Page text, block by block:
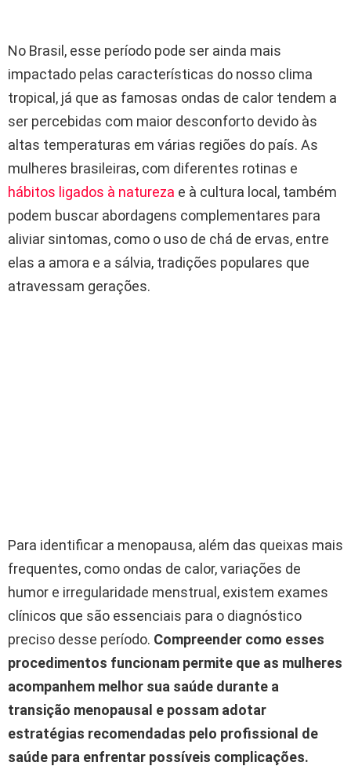
No Brasil, esse período pode ser ainda mais
impactado pelas características do nosso clima
tropical, já que as famosas ondas de calor tendem a
ser percebidas com maior desconforto devido às
altas temperaturas em várias regiões do país. As
mulheres brasileiras, com diferentes rotinas e
hábitos ligados à natureza e à cultura local, também
podem buscar abordagens complementares para
aliviar sintomas, como o uso de chá de ervas, entre
elas a amora e a sálvia, tradições populares que
atravessam gerações.
Para identificar a menopausa, além das queixas mais
frequentes, como ondas de calor, variações de
humor e irregularidade menstrual, existem exames
clínicos que são essenciais para o diagnóstico
preciso desse período. Compreender como esses
procedimentos funcionam permite que as mulheres
acompanhem melhor sua saúde durante a
transição menopausal e possam adotar
estratégias recomendadas pelo profissional de
saúde para enfrentar possíveis complicações.